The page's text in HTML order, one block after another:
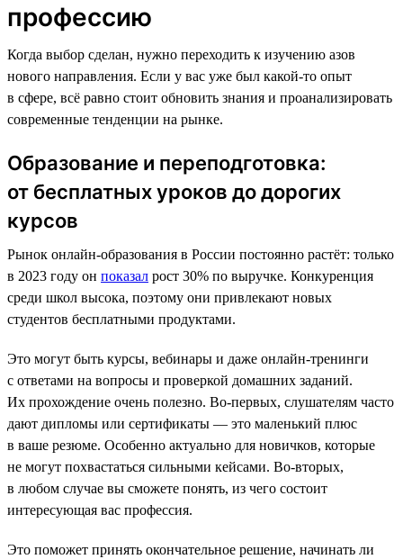
профессию
Когда выбор сделан, нужно переходить к изучению азов
нового направления. Если у вас уже был какой-то опыт
в сфере, всё равно стоит обновить знания и проанализировать
современные тенденции на рынке.
Образование и переподготовка:
от бесплатных уроков до дорогих
курсов
Рынок онлайн-образования в России постоянно растёт: только
в 2023 году он показал рост 30% по выручке. Конкуренция
среди школ высока, поэтому они привлекают новых
студентов бесплатными продуктами.
Это могут быть курсы, вебинары и даже онлайн-тренинги
с ответами на вопросы и проверкой домашних заданий.
Их прохождение очень полезно. Во-первых, слушателям часто
дают дипломы или сертификаты — это маленький плюс
в ваше резюме. Особенно актуально для новичков, которые
не могут похвастаться сильными кейсами. Во-вторых,
в любом случае вы сможете понять, из чего состоит
интересующая вас профессия.
Это поможет принять окончательное решение, начинать ли